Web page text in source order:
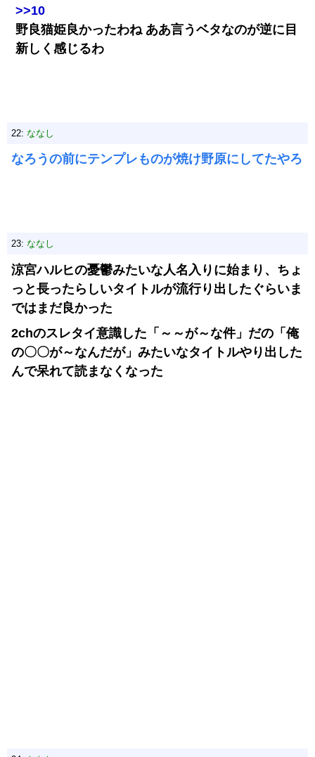
>>10
野良猫姫良かったわね ああ言うベタなのが逆に目
新しく感じるわ
22: ななし
なろうの前にテンプレものが焼け野原にしてたやろ
23: ななし
涼宮ハルヒの憂鬱みたいな人名入りに始まり、ちょ
っと長ったらしいタイトルが流行り出したぐらいま
ではまだ良かった
2chのスレタイ意識した「～～が～な件」だの「俺
の〇〇が～なんだが」みたいなタイトルやり出した
んで呆れて読まなくなった